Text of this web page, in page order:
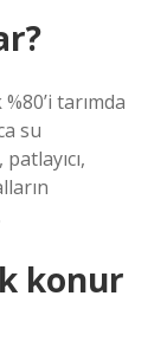
tarımda
su
konur